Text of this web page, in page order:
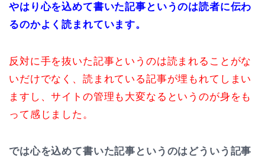
やはり心を込めて書いた記事というのは読者に伝わ
るのかよく読まれています。
反対に手を抜いた記事というのは読まれることがな
いだけでなく、読まれている記事が埋もれてしまい
ますし、サイトの管理も大変なるというのが身をも
って感じました。
では心を込めて書いた記事というのはどういう記事